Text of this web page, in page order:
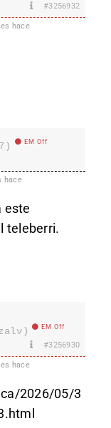
#3256932
hace
EM Off
hace
este
teleberri.
EM Off
#3256930
hace
2026/05/3